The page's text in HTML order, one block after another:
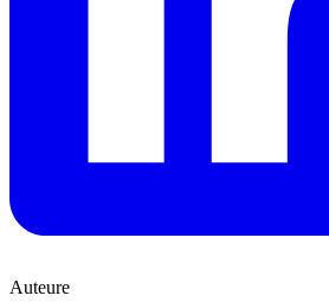
Auteure